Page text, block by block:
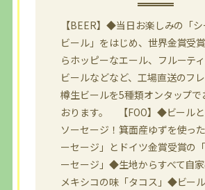
【BEER】◆当日お楽しみの「
ビール」をはじめ、世界金賞受
らホッピーなエール、フルーテ
ビールなどなど、工場直送のフ
樽生ビールを5種類オンタップで
おります。 【FOO】◆ビール
ソーセージ！箕面産ゆずを使っ
ーセージ」とドイツ金賞受賞の
ーセージ」◆生地からすべて自
メキシコの味「タコス」◆ビー